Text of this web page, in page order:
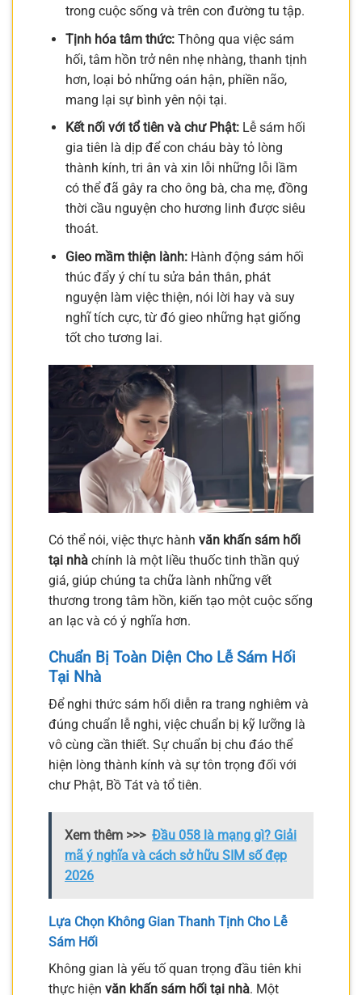
trong cuộc sống và trên con đường tu tập.
Tịnh hóa tâm thức:Thông qua việc sám
hối, tâm hồn trở nên nhẹ nhàng, thanh tịnh
hơn, loại bỏ những oán hận, phiền não,
mang lại sự bình yên nội tại.
Kết nối với tổ tiên và chư Phật:Lễ sám hối
gia tiên là dịp để con cháu bày tỏ lòng
thành kính, tri ân và xin lỗi những lỗi lầm
có thể đã gây ra cho ông bà, cha mẹ, đồng
thời cầu nguyện cho hương linh được siêu
thoát.
Gieo mầm thiện lành:Hành động sám hối
thúc đẩy ý chí tu sửa bản thân, phát
nguyện làm việc thiện, nói lời hay và suy
nghĩ tích cực, từ đó gieo những hạt giống
tốt cho tương lai.
Có thể nói, việc thực hành văn khấn sám hối
tại nhà chính là một liều thuốc tinh thần quý
giá, giúp chúng ta chữa lành những vết
thương trong tâm hồn, kiến tạo một cuộc sống
an lạc và có ý nghĩa hơn.
Chuẩn Bị Toàn Diện Cho Lễ Sám Hối
Tại Nhà
Để nghi thức sám hối diễn ra trang nghiêm và
đúng chuẩn lễ nghi, việc chuẩn bị kỹ lưỡng là
vô cùng cần thiết. Sự chuẩn bị chu đáo thể
hiện lòng thành kính và sự tôn trọng đối với
chư Phật, Bồ Tát và tổ tiên.
Xem thêm >>> Đầu 058 là mạng gì? Giải
mã ý nghĩa và cách sở hữu SIM số đẹp
2026
Lựa Chọn Không Gian Thanh Tịnh Cho Lễ
Sám Hối
Không gian là yếu tố quan trọng đầu tiên khi
thực hiện văn khấn sám hối tại nhà. Một